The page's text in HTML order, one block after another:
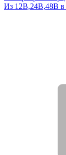
Из 12В,24В,48В в